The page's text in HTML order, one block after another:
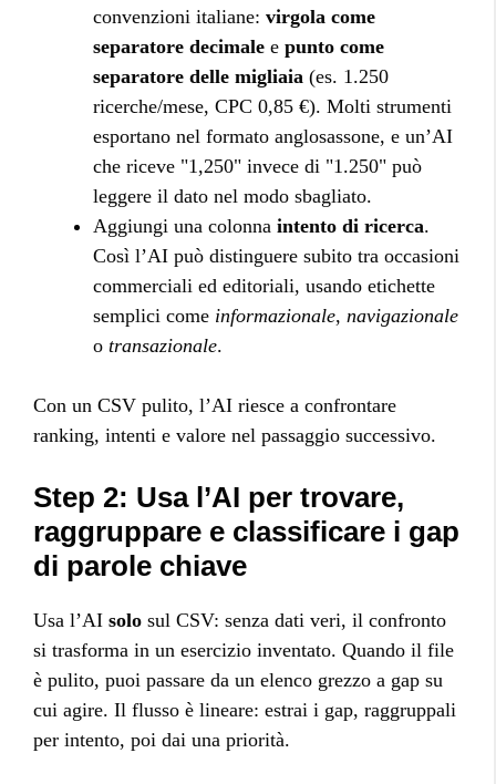
convenzioni italiane: virgola come
separatore decimale e punto come
separatore delle migliaia (es. 1.250
ricerche/mese, CPC 0,85 €). Molti strumenti
esportano nel formato anglosassone, e un’AI
che riceve "1,250" invece di "1.250" può
leggere il dato nel modo sbagliato.
Aggiungi una colonna intento di ricerca.
Così l’AI può distinguere subito tra occasioni
commerciali ed editoriali, usando etichette
semplici come informazionale, navigazionale
o transazionale.
Con un CSV pulito, l’AI riesce a confrontare
ranking, intenti e valore nel passaggio successivo.
Step 2: Usa l’AI per trovare,
raggruppare e classificare i gap
di parole chiave
Usa l’AI solo sul CSV: senza dati veri, il confronto
si trasforma in un esercizio inventato. Quando il file
è pulito, puoi passare da un elenco grezzo a gap su
cui agire. Il flusso è lineare: estrai i gap, raggruppali
per intento, poi dai una priorità.